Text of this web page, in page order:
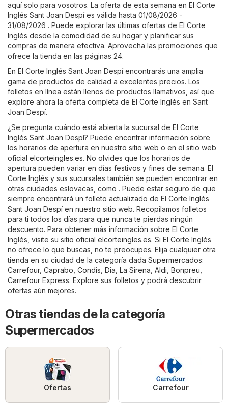
aquí solo para vosotros. La oferta de esta semana en El Corte
Inglés Sant Joan Despí es válida hasta 01/08/2026 -
31/08/2026 . Puede explorar las últimas ofertas de El Corte
Inglés desde la comodidad de su hogar y planificar sus
compras de manera efectiva. Aprovecha las promociones que
ofrece la tienda en las páginas 24.
En El Corte Inglés Sant Joan Despí encontrarás una amplia
gama de productos de calidad a excelentes precios. Los
folletos en línea están llenos de productos llamativos, así que
explore ahora la oferta completa de El Corte Inglés en Sant
Joan Despí.
¿Se pregunta cuándo está abierta la sucursal de El Corte
Inglés Sant Joan Despí? Puede encontrar información sobre
los horarios de apertura en nuestro sitio web o en el sitio web
oficial elcorteingles.es. No olvides que los horarios de
apertura pueden variar en días festivos y fines de semana. El
Corte Inglés y sus sucursales también se pueden encontrar en
otras ciudades eslovacas, como . Puede estar seguro de que
siempre encontrará un folleto actualizado de El Corte Inglés
Sant Joan Despí en nuestro sitio web. Recopilamos folletos
para ti todos los días para que nunca te pierdas ningún
descuento. Para obtener más información sobre El Corte
Inglés, visite su sitio oficial elcorteingles.es. Si El Corte Inglés
no ofrece lo que buscas, no te preocupes. Elija cualquier otra
tienda en su ciudad de la categoría dada Supermercados:
Carrefour, Caprabo Condis Dia La Sirena Aldi Bonpreu
Carrefour Express. Explore sus folletos y podrá descubrir
ofertas aún mejores.
Otras tiendas de la categoría
Supermercados
Ofertas Carrefour